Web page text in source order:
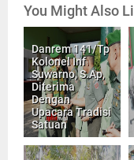
You Might Also
Danrem 141/Tp
Kolonel Inf
Suwarno, S.Ap,
Diterima
Dengan
Upacara Tradisi
Satuan